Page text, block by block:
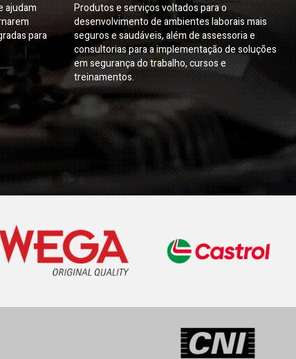
ajudam
para
Produtos e serviços voltados para o
desenvolvimento de ambientes laborais mais
seguros e saudáveis, além de assessoria e
consultorias para a implementação de soluções
em segurança do trabalho, cursos e
treinamentos.